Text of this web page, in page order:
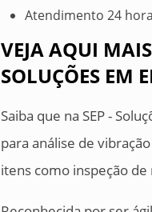
Atendimento 24
VEJA AQUI
SOLUÇÕES EM
Saiba que na SEP -
para análise de
itens como inspeção